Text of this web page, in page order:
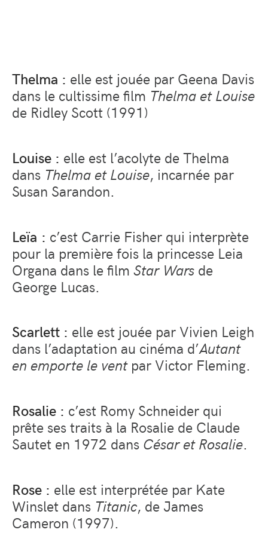
Thelma : elle est jouée par Geena Davis
dans le cultissime film Thelma et Louise
de Ridley Scott (1991)
Louise : elle est l’acolyte de Thelma
dans Thelma et Louise, incarnée par
Susan Sarandon.
Leïa : c’est Carrie Fisher qui interprète
pour la première fois la princesse Leia
Organa dans le film Star Wars de
George Lucas.
Scarlett : elle est jouée par Vivien Leigh
dans l’adaptation au cinéma d’Autant
en emporte le ventpar Victor Fleming.
Rosalie : c’est Romy Schneider qui
prête ses traits à la Rosalie de Claude
Sautet en 1972 dans César et Rosalie.
Rose : elle est interprétée par Kate
Winslet dans Titanic, de James
Cameron (1997).